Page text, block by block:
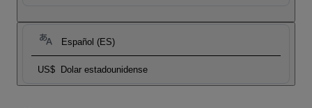
Español (ES)
US$ Dolar estadounidense